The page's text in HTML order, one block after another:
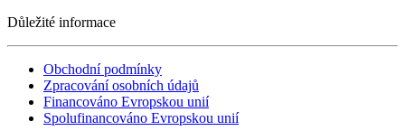
Důležité informace
Obchodní podmínky
Zpracování osobních údajů
Financováno Evropskou unií
Spolufinancováno Evropskou unií